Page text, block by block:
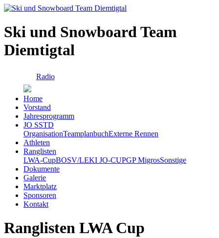
Ski und Snowboard Team
Diemtigtal
Radio
Home
Vorstand
Jahresprogramm
JO SSTD
OrganisationTeamplanbuchExterne Rennen
Athleten
Ranglisten
LWA-CupBOSV/LEKI JO-CUPGP MigrosSonstige
Dokumente
Galerie
Marktplatz
Sponsoren
Kontakt
Ranglisten LWA Cup